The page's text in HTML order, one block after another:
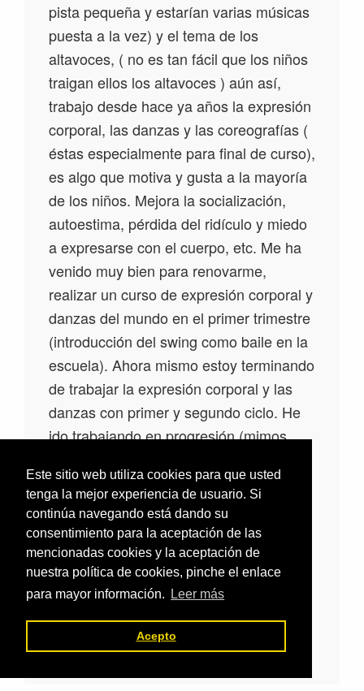
Este sitio web utiliza cookies para que usted
tenga la mejor experiencia de usuario. Si
continúa navegando está dando su
consentimiento para la aceptación de las
mencionadas cookies y la aceptación de
nuestra política de cookies, pinche el enlace
para mayor información.
Leer más
Acepto
pista pequeña y estarían varias músicas
puesta a la vez) y el tema de los
altavoces, ( no es tan fácil que los niños
traigan ellos los altavoces ) aún así,
trabajo desde hace ya años la expresión
corporal, las danzas y las coreografías (
éstas especialmente para final de curso),
es algo que motiva y gusta a la mayoría
de los niños. Mejora la socialización,
autoestima, pérdida del ridículo y miedo
a expresarse con el cuerpo, etc. Me ha
venido muy bien para renovarme,
realizar un curso de expresión corporal y
danzas del mundo en el primer trimestre
(introducción del swing como baile en la
escuela). Ahora mismo estoy terminando
de trabajar la expresión corporal y las
danzas con primer y segundo ciclo. He
ido trabajando en progresión (mimos,
bailes y danzas) y ahora cuando acabe
la orientación en tercer ciclo, empezaré
a trabajar con ellos este contenido. Es
muy buena idea el dejarle a ellos
autonomía para que preparen sus
propios trabajos con otros compañeros.
Responder